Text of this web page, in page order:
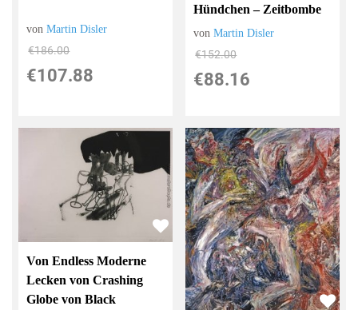
vonMartin Disler
€186.00
€107.88
Hündchen – Zeitbombe
vonMartin Disler
€152.00
€88.16
Von Endless Moderne
Lecken von Crashing
Globe von Black